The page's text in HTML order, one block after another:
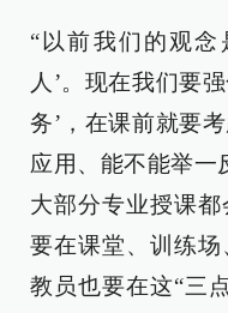
“以前我们的观念
人’。现在我们要
务’，在课前就要
应用、能不能举一
大部分专业授课
要在课堂、训练场
教员也要在这“三